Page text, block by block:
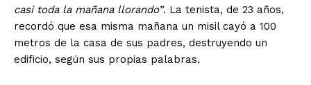
casi toda la mañana llorando”. La tenista, de 23 años,
recordó que esa misma mañana un misil cayó a 100
metros de la casa de sus padres, destruyendo un
edificio, según sus propias palabras.